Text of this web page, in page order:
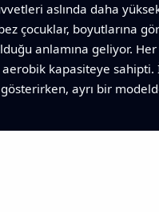
aslında daha
çocuklar, boyutlarına
anlamına geliyor.
kapasiteye sahipti.
ayrı bir